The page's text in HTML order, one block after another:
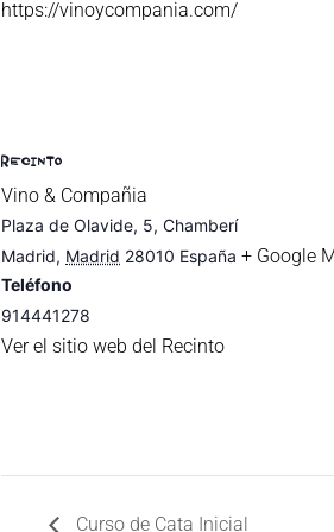
https://vinoycompania.com/
RECINTO
Vino & Compañia
Plaza de Olavide, 5, Chamberí
Madrid, Madrid 28010 España + Google
Teléfono
914441278
Ver el sitio web del Recinto
Curso de Cata Inicial